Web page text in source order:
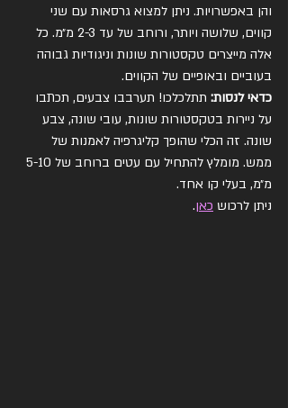
והן באפשרויות. ניתן למצוא גרסאות עם שני
קווים, שלושה ויותר, ורוחב של עד 2-3 מ״מ. כל
אלה מייצרים טקסטורות שונות וניגודיות גבוהה
בעוביים ובאופיים של הקווים.
כדאי לנסות: תתלכלכו! תערבבו צבעים, תכתבו
על ניירות בטקסטורות שונות, עובי שונה, צבע
שונה. זה הכלי שהופך קליגרפיה לאמנות של
מ״מ, בעלי קו אחד.
ניתן לרכוש כאן.